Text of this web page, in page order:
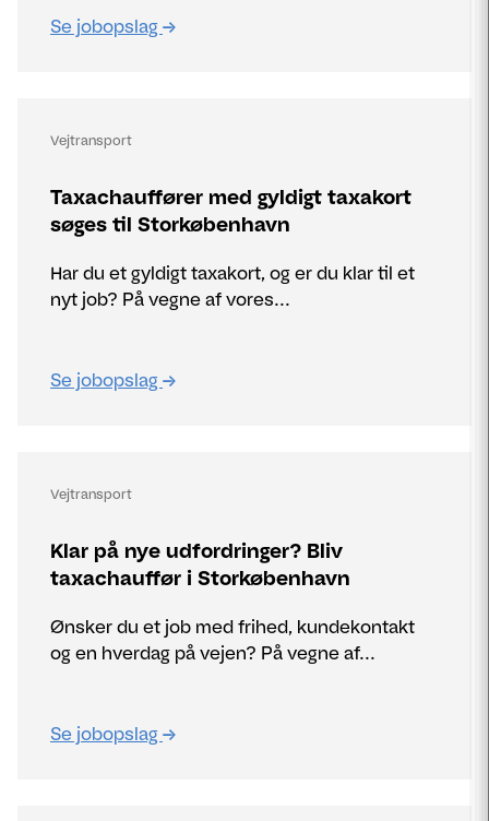
Se jobopslag
Vejtransport
Taxachauffører med gyldigt taxakort
søges til Storkøbenhavn
Har du et gyldigt taxakort, og er du klar til et
nyt job? På vegne af vores...
Se jobopslag
Vejtransport
Klar på nye udfordringer? Bliv
taxachauffør i Storkøbenhavn
Ønsker du et job med frihed, kundekontakt
og en hverdag på vejen? På vegne af...
Se jobopslag